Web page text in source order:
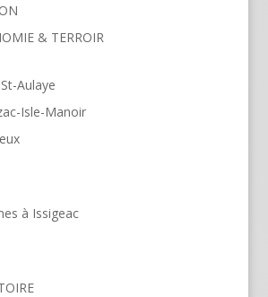
& TERROIR
Aulaye
Isle-Manoir
à Issigeac